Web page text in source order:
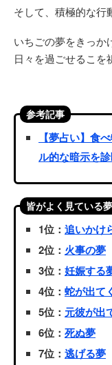
そして、積極的な行
いちごの夢をきっか
日々を過ごせるこを
参考記事
【夢占い】食
ル的な暗示を診
皆がよく見ている
1位： 追いかけ
2位： 火事の夢
3位： 妊娠する
4位： 蛇が出て
5位： 元彼が出
6位： 死ぬ夢
7位： 逃げる夢